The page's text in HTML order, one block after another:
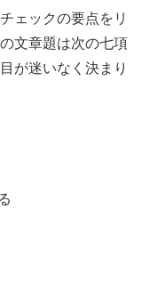
ェックの要点をリ
文章題は次の七項
が迷いなく決まり